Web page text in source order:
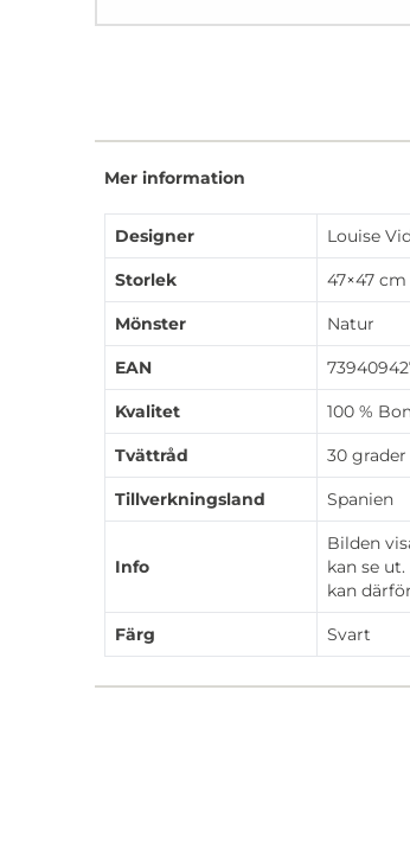
Mer information
Designer Louise
Storlek 47×47 cm
Mönster Natur
EAN
Kvalitet 100 %
Tvättråd 30 grader
Tillverkningsland Spanien
Info
Bilden
kan se
kan
Färg Svart